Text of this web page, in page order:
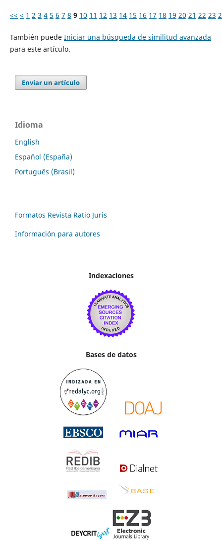
<< < 1 2 3 4 5 6 7 8 9 10 11 12 13 14 15 16 17 18 19 20 21 22 23
También puede Iniciar una búsqueda de similitud avanzada
para este artículo.
Enviar un artículo
Idioma
English
Español (España)
Português (Brasil)
Formatos Revista Ratio Juris
Información para autores
Indexaciones
Bases de datos